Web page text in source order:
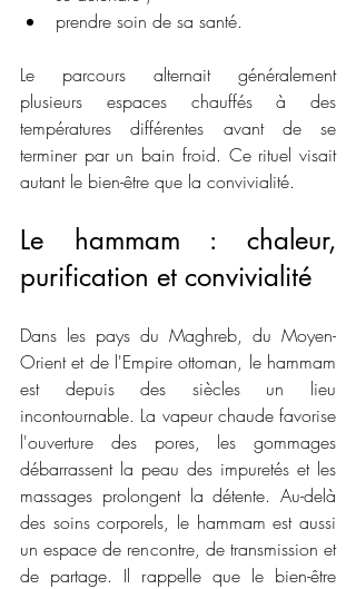
prendre soin de sa santé.
Le parcours alternait généralement
plusieurs espaces chauffés à des
températures différentes avant de se
terminer par un bain froid. Ce rituel visait
autant le bien-être que la convivialité.
Le hammam : chaleur,
purification et convivialité
Dans les pays du Maghreb, du Moyen-
Orient et de l'Empire ottoman, le hammam
est depuis des siècles un lieu
incontournable. La vapeur chaude favorise
l'ouverture des pores, les gommages
débarrassent la peau des impuretés et les
massages prolongent la détente. Au-delà
des soins corporels, le hammam est aussi
un espace de rencontre, de transmission et
de partage. Il rappelle que le bien-être